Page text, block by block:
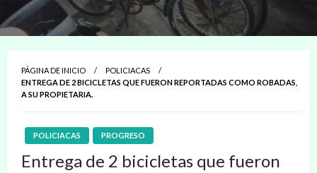
PÁGINA DE INICIO
POLICIACAS
ENTREGA DE 2 BICICLETAS QUE FUERON REPORTADAS COMO ROBADAS,
A SU PROPIETARIA.
POLICIACAS PROGRESO
Entrega de 2 bicicletas que fueron